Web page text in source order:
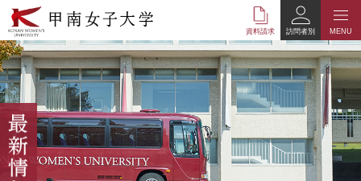
本
文
へ
の
リ
ン
ナ
ビ
ゲ
ー
資料請求 MENU
訪問者別